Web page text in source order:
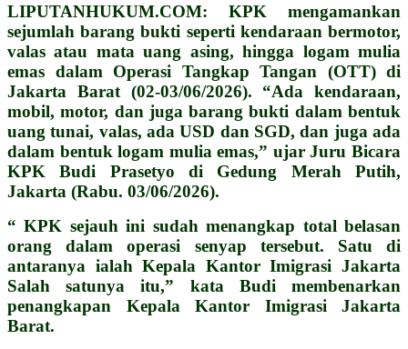
LIPUTANHUKUM.COM: KPK mengamankan
sejumlah barang bukti seperti kendaraan bermotor,
valas atau mata uang asing, hingga logam mulia
emas dalam Operasi Tangkap Tangan (OTT) di
Jakarta Barat (02-03/06/2026). “Ada kendaraan,
mobil, motor, dan juga barang bukti dalam bentuk
uang tunai, valas, ada USD dan SGD, dan juga ada
dalam bentuk logam mulia emas,” ujar Juru Bicara
KPK Budi Prasetyo di Gedung Merah Putih,
Jakarta (Rabu. 03/06/2026).
“ KPK sejauh ini sudah menangkap total belasan
orang dalam operasi senyap tersebut. Satu di
antaranya ialah Kepala Kantor Imigrasi Jakarta
Salah satunya itu,” kata Budi membenarkan
penangkapan Kepala Kantor Imigrasi Jakarta
Barat.